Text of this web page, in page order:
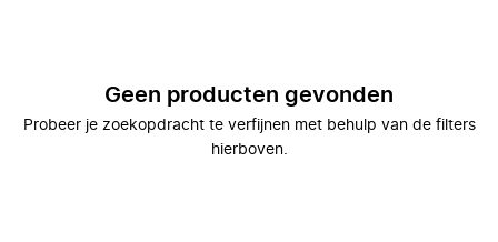
Geen producten gevonden
Probeer je zoekopdracht te verfijnen met behulp van de filters
hierboven.